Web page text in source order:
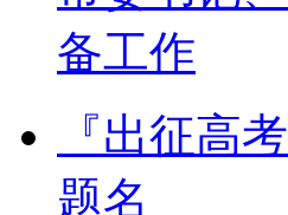
备工作
『出征高
题名